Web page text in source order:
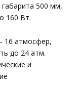
500 мм,
160 Вт.
16 атмосфер,
до 24 атм.
и